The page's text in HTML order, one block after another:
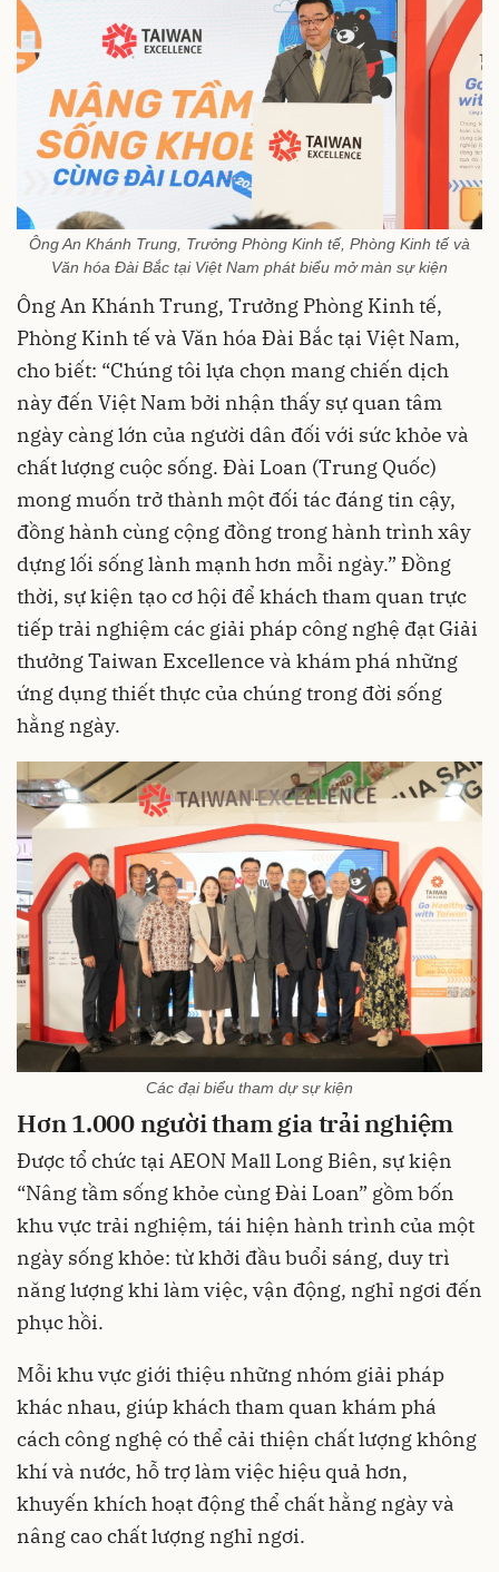
Ông An Khánh Trung, Trưởng Phòng Kinh tế, Phòng Kinh tế và
Văn hóa Đài Bắc tại Việt Nam phát biểu mở màn sự kiện
Ông An Khánh Trung, Trưởng Phòng Kinh tế,
Phòng Kinh tế và Văn hóa Đài Bắc tại Việt Nam,
cho biết: “Chúng tôi lựa chọn mang chiến dịch
này đến Việt Nam bởi nhận thấy sự quan tâm
ngày càng lớn của người dân đối với sức khỏe và
chất lượng cuộc sống. Đài Loan (Trung Quốc)
mong muốn trở thành một đối tác đáng tin cậy,
đồng hành cùng cộng đồng trong hành trình xây
dựng lối sống lành mạnh hơn mỗi ngày.” Đồng
thời, sự kiện tạo cơ hội để khách tham quan trực
tiếp trải nghiệm các giải pháp công nghệ đạt Giải
thưởng Taiwan Excellence và khám phá những
ứng dụng thiết thực của chúng trong đời sống
hằng ngày.
Các đại biểu tham dự sự kiện
Hơn 1.000 người tham gia trải nghiệm
Được tổ chức tại AEON Mall Long Biên, sự kiện
“Nâng tầm sống khỏe cùng Đài Loan” gồm bốn
khu vực trải nghiệm, tái hiện hành trình của một
ngày sống khỏe: từ khởi đầu buổi sáng, duy trì
năng lượng khi làm việc, vận động, nghỉ ngơi đến
phục hồi.
Mỗi khu vực giới thiệu những nhóm giải pháp
khác nhau, giúp khách tham quan khám phá
cách công nghệ có thể cải thiện chất lượng không
khí và nước, hỗ trợ làm việc hiệu quả hơn,
khuyến khích hoạt động thể chất hằng ngày và
nâng cao chất lượng nghỉ ngơi.